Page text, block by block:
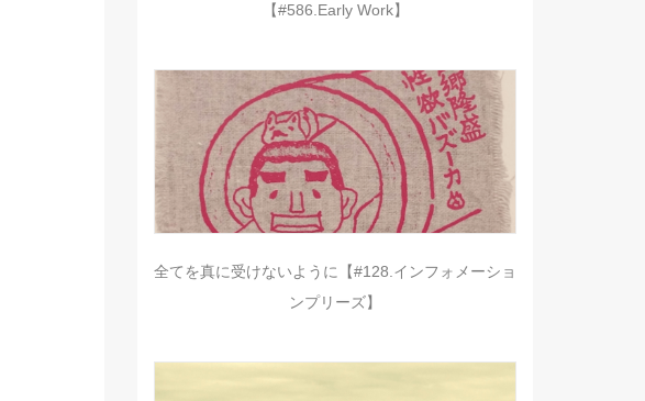
【#586.Early Work】
全てを真に受けないように【#128.インフォメーショ
ンプリーズ】